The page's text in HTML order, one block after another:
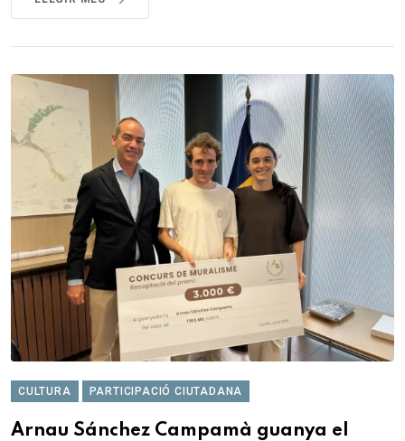
CULTURA PARTICIPACIÓ CIUTADANA
Arnau Sánchez Campamà guanya el